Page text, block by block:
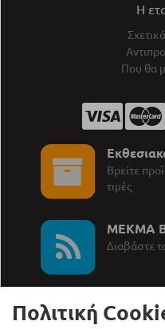
Η
Που θα
Βρείτε
τιμές
MEKMA
∆ιαβάστε
Πολιτική